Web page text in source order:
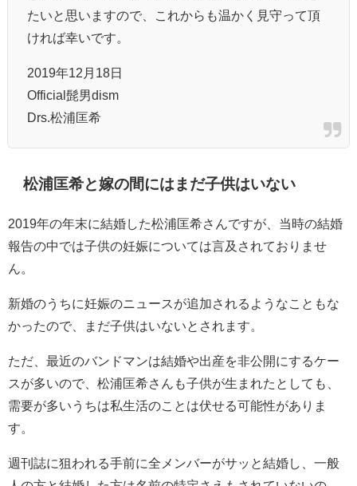
たいと思いますので、これからも温かく見守って頂
ければ幸いです。
2019年12月18日
Official髭男dism
Drs.松浦匡希
松浦匡希と嫁の間には まだ子供はいない
2019年の年末に結婚した松浦匡希さんですが、当時の結婚
報告の中では子供の妊娠については言及されておりませ
ん。
新婚のうちに妊娠のニュースが追加されるようなこともな
かったので、まだ子供はいないとされます。
ただ、最近のバンドマンは結婚や出産を非公開にするケー
スが多いので、 松浦匡希さんも子供が生まれたとしても、
需要が多いうちは私生活のことは伏せる可能性がありま
す。
週刊誌に狙われる手前に全メンバーがサッと結婚し、一般